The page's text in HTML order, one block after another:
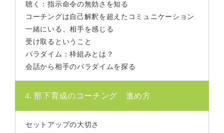
聴く：指示命令の無効さを知る
コーチングは自己解釈を超えたコミュニケーション
一緒にいる、相手を感じる
受け取るということ
パラダイム：枠組みとは？
会話から相手のパラダイムを探る
4. 部下育成のコーチング 進め方
セットアップの大切さ